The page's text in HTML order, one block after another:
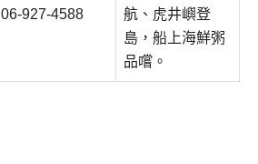
06-927-4588
航、虎井嶼登
島，船上海鮮粥
品嚐。